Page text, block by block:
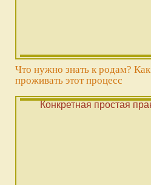
Что нужно знать к родам? Как
проживать этот процесс